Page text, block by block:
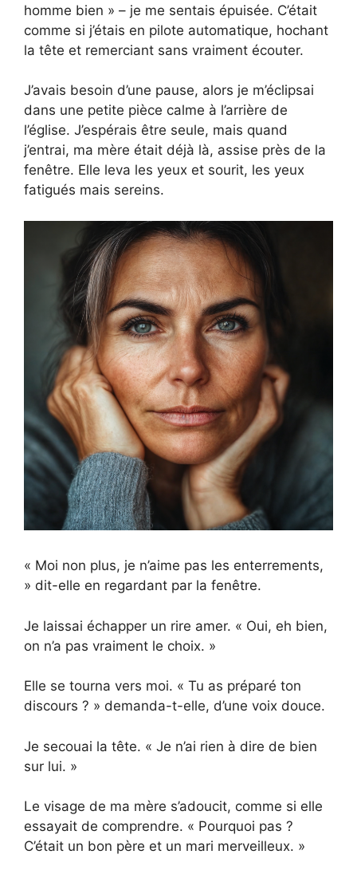
homme bien » – je me sentais épuisée. C’était
comme si j’étais en pilote automatique, hochant
la tête et remerciant sans vraiment écouter.
J’avais besoin d’une pause, alors je m’éclipsai
dans une petite pièce calme à l’arrière de
l’église. J’espérais être seule, mais quand
j’entrai, ma mère était déjà là, assise près de la
fenêtre. Elle leva les yeux et sourit, les yeux
fatigués mais sereins.
« Moi non plus, je n’aime pas les enterrements,
» dit-elle en regardant par la fenêtre.
Je laissai échapper un rire amer. « Oui, eh bien,
on n’a pas vraiment le choix. »
Elle se tourna vers moi. « Tu as préparé ton
discours ? » demanda-t-elle, d’une voix douce.
Je secouai la tête. « Je n’ai rien à dire de bien
sur lui. »
Le visage de ma mère s’adoucit, comme si elle
essayait de comprendre. « Pourquoi pas ?
C’était un bon père et un mari merveilleux. »